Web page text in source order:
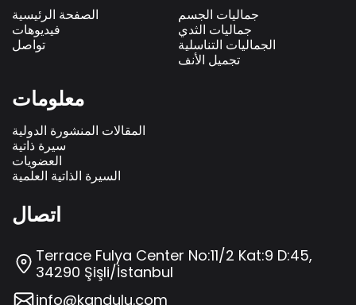
الصفحة الرئيسية
فيديوهات
تواصل
جماليات الجسم
جماليات الثدي
الجماليات التناسلية
تجميل الأنف
معلومات
المقالات المنشورة الدولية
سيرة ذاتية
العضويات
السيرة الذاتية العلمية
اتصال
Terrace Fulya Center No:11/2 Kat:9 D:45,
34290 Şişli/İstanbul
info@kandulu.com